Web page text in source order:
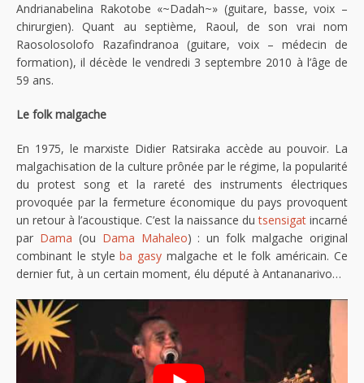
Andrianabelina Rakotobe «~Dadah~» (guitare, basse, voix –
chirurgien). Quant au septième, Raoul, de son vrai nom
Raosolosolofo Razafindranoa (guitare, voix – médecin de
formation), il décède le vendredi 3 septembre 2010 à l’âge de
59 ans.
Le folk malgache
En 1975, le marxiste Didier Ratsiraka accède au pouvoir. La
malgachisation de la culture prônée par le régime, la popularité
du protest song et la rareté des instruments électriques
provoquée par la fermeture économique du pays provoquent
un retour à l’acoustique. C’est la naissance dutsensigatincarné
par Dama (ou Dama Mahaleo) : un folk malgache original
combinant le styleba gasy malgache et le folk américain. Ce
dernier fut, à un certain moment, élu député à Antananarivo…